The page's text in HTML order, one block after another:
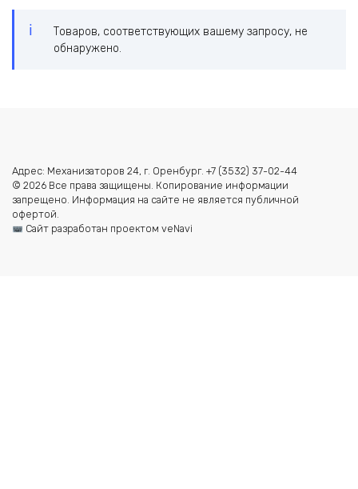
Товаров, соответствующих вашему запросу, не
обнаружено.
Адрес: Механизаторов 24, г. Оренбург. +7 (3532) 37-02-44
© 2026 Все права защищены. Копирование информации
запрещено. Информация на сайте не является публичной
офертой.
Сайт разработан проектом veNavi